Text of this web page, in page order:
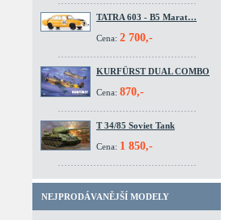
TATRA 603 - B5 Marat…
Cena: 2 700,-
KURFÜRST DUAL COMBO
Cena: 870,-
T 34/85 Soviet Tank
Cena: 1 850,-
NEJPRODÁVANĚJŠÍ MODELY